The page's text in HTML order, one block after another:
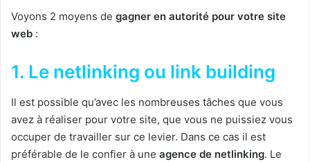
Voyons 2 moyens de gagner en autorité pour votre site
web :
1. Le netlinking ou link building
Il est possible qu’avec les nombreuses tâches que vous
avez à réaliser pour votre site, que vous ne puissiez vous
occuper de travailler sur ce levier. Dans ce cas il est
préférable de le confier à une agence de netlinking. Le